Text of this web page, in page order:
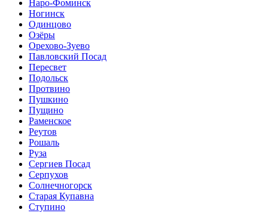
Наро-Фоминск
Ногинск
Одинцово
Озёры
Орехово-Зуево
Павловский Посад
Пересвет
Подольск
Протвино
Пушкино
Пущино
Раменское
Реутов
Рошаль
Руза
Сергиев Посад
Серпухов
Солнечногорск
Старая Купавна
Ступино